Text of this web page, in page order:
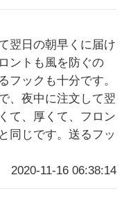
翌日の朝早くに届け
ントも風を防ぐの
フックも十分です。
、夜中に注文して翌
て、厚くて、フロン
同じです。送るフッ
2020-11-16 06:38:14